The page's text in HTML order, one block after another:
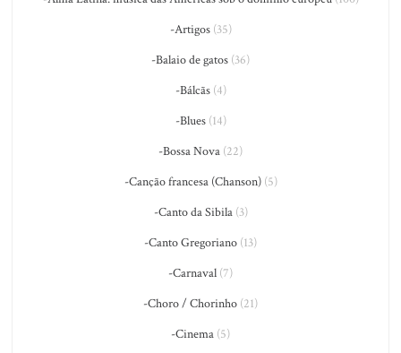
-Artigos(35)
-Balaio de gatos (36)
-Bálcãs(4)
-Blues(14)
-Bossa Nova (22)
-Canção francesa (Chanson)(5)
-Canto da Sibila(3)
-Canto Gregoriano (13)
-Carnaval (7)
-Choro / Chorinho (21)
-Cinema (5)